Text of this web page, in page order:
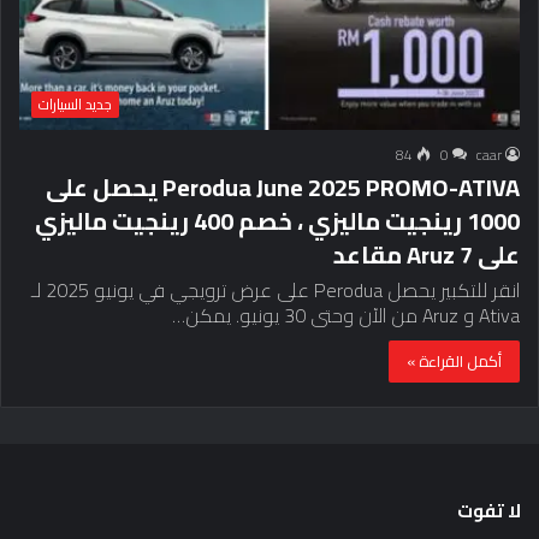
جديد السيارات
caar
0
84
Perodua June 2025 PROMO-ATIVA يحصل على
1000 رينجيت ماليزي ، خصم 400 رينجيت ماليزي
على Aruz 7 مقاعد
انقر للتكبير يحصل Perodua على عرض ترويجي في يونيو 2025 لـ
Ativa و Aruz من الآن وحتى 30 يونيو. يمكن…
أكمل القراءة »
لا تفوت